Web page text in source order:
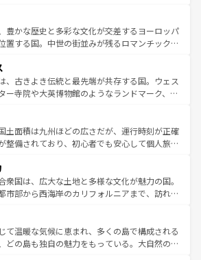
によって風土や気候が異なるスペインはその個
性で訪れる人を魅了する。 なお、新着のスペイン情報は コ
覧を参照してほしい。
魅力が詰まっている。華麗な宮殿、歴史的な大
いビーチ、そして豊かな自然が、訪れる者を心
る。また、フランスは美食の国としても知ら
ンパンの発祥地であるランス、プロヴァンスの
ベンダー畑など、多彩な楽しみ方が可能だ。さ
以外の地域にも魅力が溢れており、どの街角に
足を運ぶとそれぞれで全く異なる文化を体験で
きるだろう。 なお、新着のフランス情報はコンテンツ一覧
ほしい。
豊かな歴史と多彩な文化が交差するヨーロッパ
置する国。中世の街並みが残るロマンチック街
の国は、どこを歩いても飽きることがない。ベ
化的活気、バイエルン州のアルプスの絶景、そ
川沿いのワイン畑といった風景は必見。ビール
な人にはぜひ体験してほしい。 なお、新着の
はコンテンツ一覧を参照してほしい。
、古きよき伝統と最先端が共存する国。ウェス
ー寺院や大英博物館のようなランドマーク、歴
異なる魅力がある。また、優雅なアフタヌーン
ール好きにはたまらない英国パブ、サッカー観
場だからこそできる体験も豊富。イギリスを旅
参照してほしい。
土面積は九州ほどの広さだが、運行時刻が正確
整備されており、初心者でも安心して個人旅行
のまま残る町や、スイスならではのユニークな
り、アルプス観光だけでなく町歩きも満喫する
る。国民の所得が高いため物価も高いが、旅行
無料で観光を楽しむこともできる。 なお、新
情報はコンテンツ一覧 を参照してほしい。
衆国は、広大な土地と多様な文化が魅力の国。
市部から西海岸のカリフォルニアまで、訪れる
大都市は、観光、ショッピング、エンターテイ
詰まった刺激的なスポットだ。一方、アメリカ
自然が広がり、グランドキャニオンやイエロー
て温暖な気候に恵まれ、多くの島で構成される
どの島も独自の魅力をもっている。大自然の神